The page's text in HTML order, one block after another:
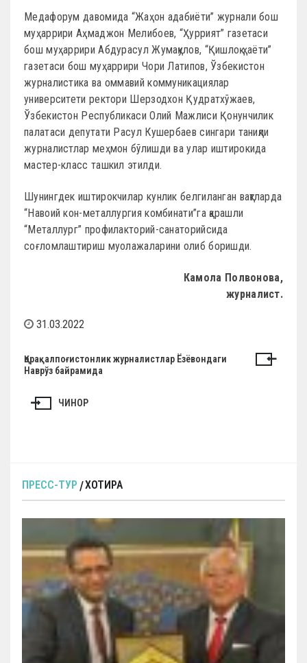
Медафорум давомида “Жаҳон адабиёти” журнали бош
муҳаррири Аҳмаджон Мелибоев, “Ҳуррият” газетаси
бош муҳаррири Абдурасул Жумақулов, “Қишлоқ ҳаёти”
газетаси бош муҳаррири Чори Латипов, Ўзбекистон
журналистика ва оммавий коммуникациялар
университети ректори Шерзодхон Қудратхўжаев,
Ўзбекистон Республикаси Олий Мажлиси Қонунчилик
палатаси депутати Расул Кушербаев сингари таниқли
журналистлар меҳмон бўлишди ва улар иштирокида
мастер-класс ташкил этилди.
Шунингдек иштирокчилар кунлик белгиланган вақтларда
“Навоий кон-металлургия комбинати”га қарашли
“Металлург” профилакторий-санаторийсида
соғломлаштириш муолажаларини олиб боришди.
Камола Полвонова,
журналист.
31.03.2022
Н
в
ц
и
я
о
а
и
Қорақалпоғистонлик журналистлар Ёзёвондаги
Наврўз байрамида
ЧИНОР
ПРЕСС-ТУР ХОТИРА